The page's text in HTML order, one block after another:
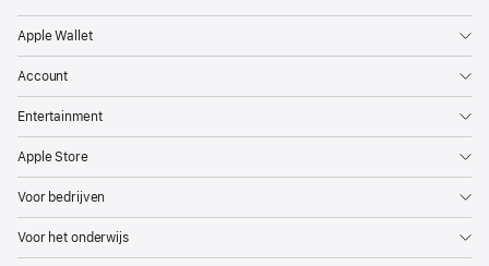
Apple Wallet
Account
Entertainment
Apple Store
Voor bedrijven
Voor het onderwijs